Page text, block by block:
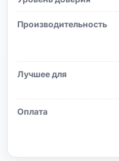
Производительность
Лучшее для
Оплата